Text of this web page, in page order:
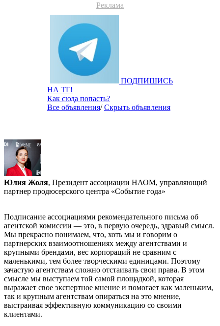
Реклама
ПОДПИШИСЬ
НА ТГ!
Как сюда попасть?
Все объявления/Скрыть объявления
Юлия Жоля, Президент ассоциации НАОМ, управляющий
партнер продюсерского центра «Событие года»
Подписание ассоциациями рекомендательного письма об
агентской комиссии — это, в первую очередь, здравый смысл.
Мы прекрасно понимаем, что, хоть мы и говорим о
партнерских взаимоотношениях между агентствами и
крупными брендами, вес корпораций не сравним с
маленькими, тем более творческими единицами. Поэтому
зачастую агентствам сложно отстаивать свои права. В этом
смысле мы выступаем той самой площадкой, которая
выражает свое экспертное мнение и помогает как маленьким,
так и крупным агентствам опираться на это мнение,
выстраивая эффективную коммуникацию со своими
клиентами.